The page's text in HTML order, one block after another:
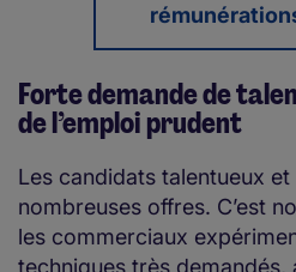
Forte demande de
de l’emploi prudent
Les candidats talentueux
nombreuses offres. C’est
les commerciaux